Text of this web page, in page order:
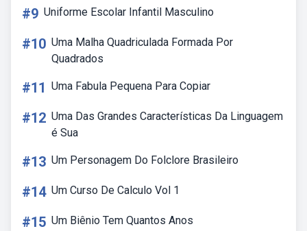
#9 Uniforme Escolar Infantil Masculino
#10 Uma Malha Quadriculada Formada Por
Quadrados
#11 Uma Fabula Pequena Para Copiar
#12 Uma Das Grandes Características Da Linguagem
é Sua
#13 Um Personagem Do Folclore Brasileiro
#14 Um Curso De Calculo Vol 1
#15 Um Biênio Tem Quantos Anos